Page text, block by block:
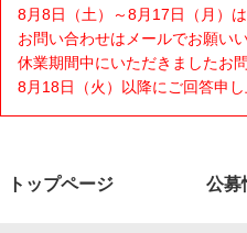
8月8日（土）～8月17日（月）は
お問い合わせはメールでお願い
休業期間中にいただきましたお
8月18日（火）以降にご回答申
トップページ 公募